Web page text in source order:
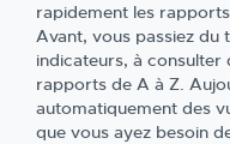
rapidement les
Avant, vous passiez
indicateurs, à
rapports de A à Z.
automatiquement des
que vous ayez besoin